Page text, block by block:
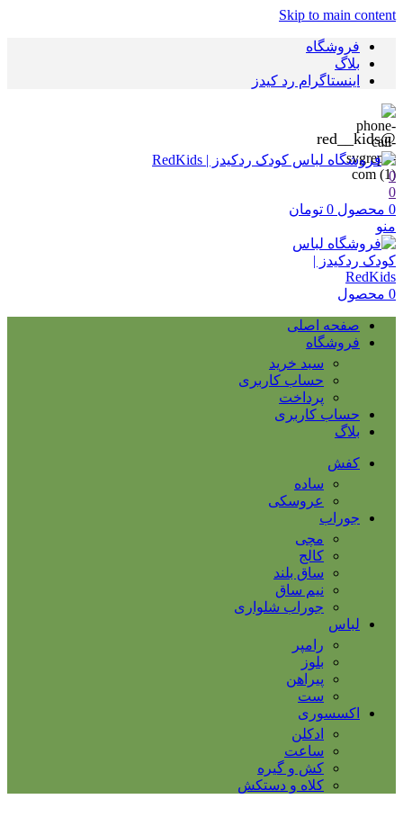
Skip to main content
فروشگاه
بلاگ
اینستاگرام رد کیدز
@red__kids
0
0
0 محصول 0 تومان
منو
0 محصول
صفحه اصلی
فروشگاه
سبد خرید
حساب کاربری
پرداخت
حساب کاربری
بلاگ
کفش
ساده
عروسکی
جوراب
مچی
کالج
ساق بلند
نیم ساق
جوراب شلواری
لباس
رامپر
بلوز
پیراهن
ست
اکسسوری
ادکلن
ساعت
کش و گیره
کلاه و دستکش